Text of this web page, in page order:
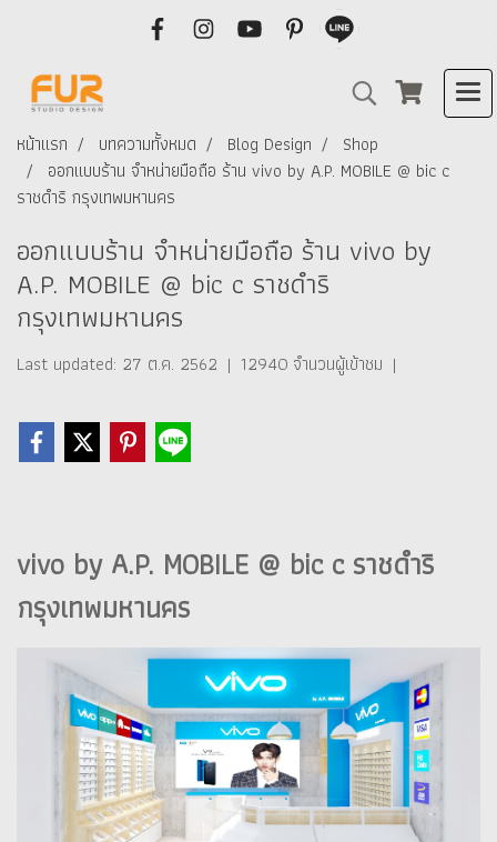
หน้าแรก บทความทั้งหมด Blog Design
Shop
ออกแบบร้าน จำหน่ายมือถือ ร้าน vivo by A.P. MOBILE @ bic c
ราชดำริ กรุงเทพมหานคร
ออกแบบร้าน จำหน่ายมือถือ ร้าน vivo by
A.P. MOBILE @ bic c ราชดำริ
กรุงเทพมหานคร
Last updated: 27 ต.ค. 2562 | 12940 จำนวนผู้เข้าชม |
vivo by A.P. MOBILE @ bic c ราชดำริ
กรุงเทพมหานคร